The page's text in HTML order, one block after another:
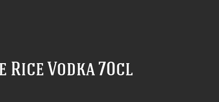
Rice Vodka 70cl